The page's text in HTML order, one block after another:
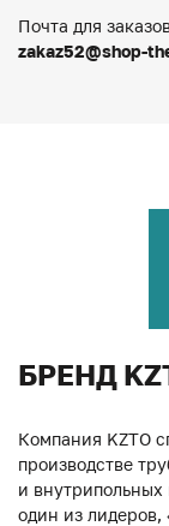
Почта для
zakaz52@shop-
БРЕНД
Компания KZTO
производстве
и внутрипольных
один из лидеров,